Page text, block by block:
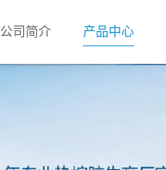
公司简介 产品中心